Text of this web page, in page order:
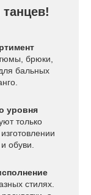
брюки,
бальных
уровня
только
обуви.
стилях.